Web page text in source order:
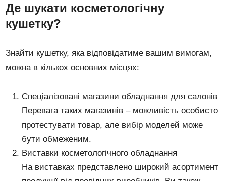
Де шукати косметологічну
кушетку?
Знайти кушетку, яка відповідатиме вашим вимогам,
можна в кількох основних місцях:
Спеціалізовані магазини обладнання для салонів
Перевага таких магазинів – можливість особисто
протестувати товар, але вибір моделей може
бути обмеженим.
Виставки косметологічного обладнання
На виставках представлено широкий асортимент